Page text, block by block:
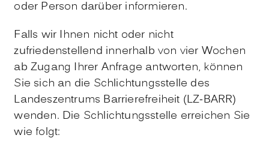
oder Person darüber informieren.
Falls wir Ihnen nicht oder nicht
zufriedenstellend innerhalb von vier Wochen
ab Zugang Ihrer Anfrage antworten, können
Sie sich an die Schlichtungsstelle des
Landeszentrums Barrierefreiheit (LZ-BARR)
wenden. Die Schlichtungsstelle erreichen Sie
wie folgt: